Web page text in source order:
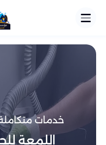
خدمات متكاملة
اللمعة